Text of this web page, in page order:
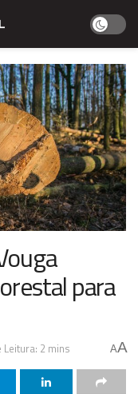
para
Leitura: 2 mins AA